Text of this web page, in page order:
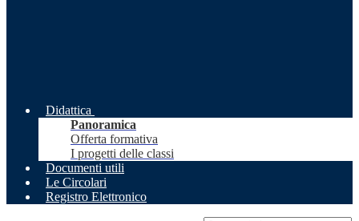
Didattica
Panoramica
Offerta formativa
I progetti delle classi
Documenti utili
Le Circolari
Registro Elettronico